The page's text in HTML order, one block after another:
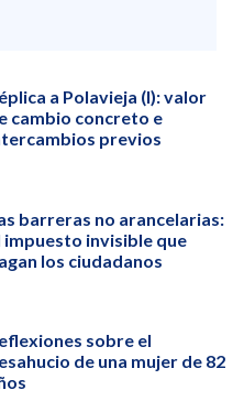
a Polavieja (I): valor
cambio concreto e
previos
barreras no arancelarias:
impuesto invisible que
los ciudadanos
sobre el
de una mujer de 82